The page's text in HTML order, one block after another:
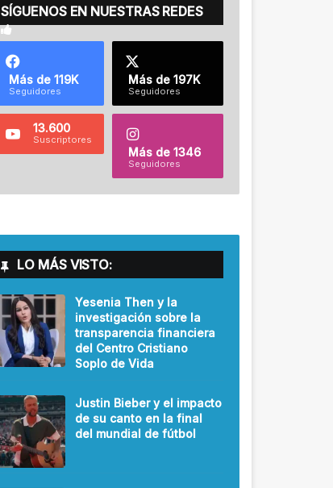
SÍGUENOS EN NUESTRAS REDES
Más de 119K
Seguidores
Más de 197K
Seguidores
13.600
Suscriptores
Más de 1346
Seguidores
LO MÁS VISTO:
Yesenia Then y la
investigación sobre la
transparencia financiera
del Centro Cristiano
Soplo de Vida
Justin Bieber y el impacto
de su canto en la final
del mundial de fútbol